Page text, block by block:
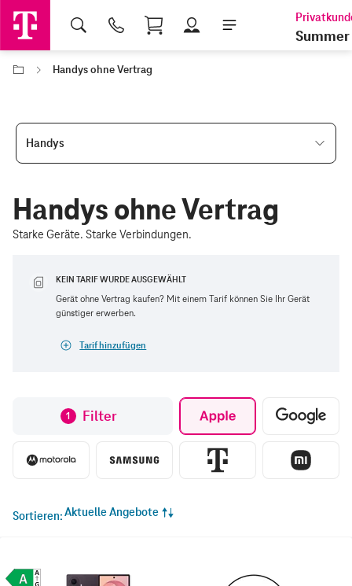
Shopping Cart
Summer
Handys ohne Vertrag
Handys
Handys ohne Vertrag
Starke Geräte. Starke Verbindungen.
KEIN TARIF WURDE AUSGEWÄHLT
Gerät ohne Vertrag kaufen? Mit einem Tarif können Sie Ihr Gerät
günstiger erwerben.
Tarif hinzufügen
1 Filter
Sortieren Aktuelle Angebote